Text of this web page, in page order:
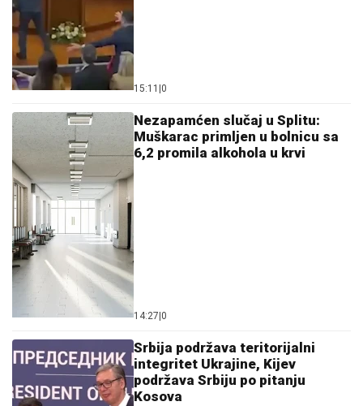
15:11 0
Nezapamćen slučaj u Splitu:
Muškarac primljen u bolnicu sa
6,2 promila alkohola u krvi
14:27 0
Srbija podržava teritorijalni
integritet Ukrajine, Kijev
podržava Srbiju po pitanju
Kosova